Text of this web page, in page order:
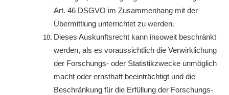
Art. 46 DSGVO im Zusammenhang mit der
Übermittlung unterrichtet zu werden.
Dieses Auskunftsrecht kann insoweit beschränkt
werden, als es voraussichtlich die Verwirklichung
der Forschungs- oder Statistikzwecke unmöglich
macht oder ernsthaft beeinträchtigt und die
Beschränkung für die Erfüllung der Forschungs-